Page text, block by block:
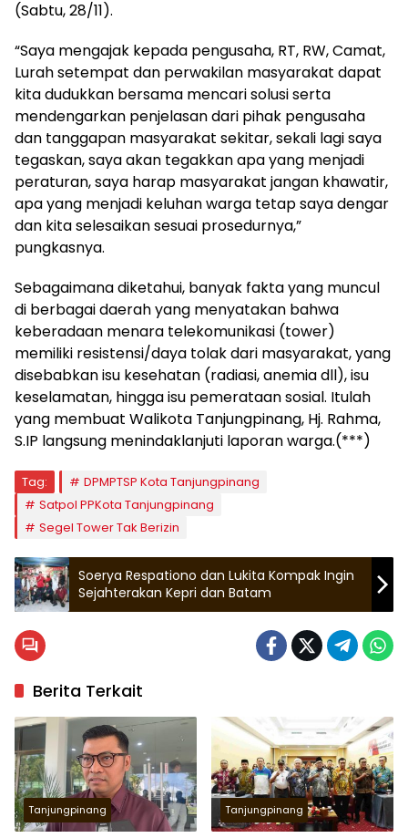
(Sabtu, 28/11).
“Saya mengajak kepada pengusaha, RT, RW, Camat,
Lurah setempat dan perwakilan masyarakat dapat
kita dudukkan bersama mencari solusi serta
mendengarkan penjelasan dari pihak pengusaha
dan tanggapan masyarakat sekitar, sekali lagi saya
tegaskan, saya akan tegakkan apa yang menjadi
peraturan, saya harap masyarakat jangan khawatir,
apa yang menjadi keluhan warga tetap saya dengar
dan kita selesaikan sesuai prosedurnya,”
pungkasnya.
Sebagaimana diketahui, banyak fakta yang muncul
di berbagai daerah yang menyatakan bahwa
keberadaan menara telekomunikasi (tower)
memiliki resistensi/daya tolak dari masyarakat, yang
disebabkan isu kesehatan (radiasi, anemia dll), isu
keselamatan, hingga isu pemerataan sosial. Itulah
yang membuat Walikota Tanjungpinang, Hj. Rahma,
S.IP langsung menindaklanjuti laporan warga.(***)
Tag:
DPMPTSP Kota Tanjungpinang
Satpol PPKota Tanjungpinang
Segel Tower Tak Berizin
Soerya Respationo dan Lukita Kompak Ingin
Sejahterakan Kepri dan Batam
Berita Terkait
Tanjungpinang Tanjungpinang